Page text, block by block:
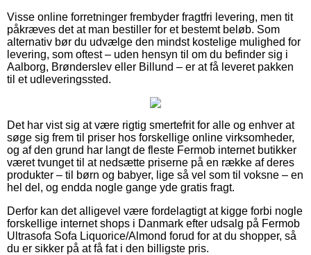
Visse online forretninger frembyder fragtfri levering, men tit
påkræves det at man bestiller for et bestemt beløb. Som
alternativ bør du udvælge den mindst kostelige mulighed for
levering, som oftest – uden hensyn til om du befinder sig i
Aalborg, Brønderslev eller Billund – er at få leveret pakken
til et udleveringssted.
Det har vist sig at være rigtig smertefrit for alle og enhver at
søge sig frem til priser hos forskellige online virksomheder,
og af den grund har langt de fleste Fermob internet butikker
været tvunget til at nedsætte priserne på en række af deres
produkter – til børn og babyer, lige så vel som til voksne – en
hel del, og endda nogle gange yde gratis fragt.
Derfor kan det alligevel være fordelagtigt at kigge forbi nogle
forskellige internet shops i Danmark efter udsalg på Fermob
Ultrasofa Sofa Liquorice/Almond forud for at du shopper, så
du er sikker på at få fat i den billigste pris.